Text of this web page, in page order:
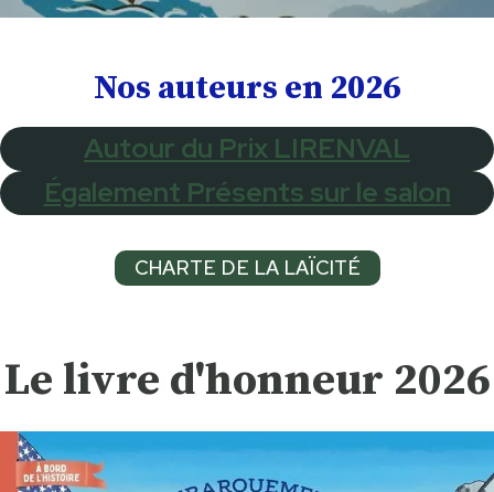
Nos auteurs en 2026
Autour du Prix LIRENVAL
Également Présents sur le salon
CHARTE DE LA LAÏCITÉ
Le livre d'honneur 2026